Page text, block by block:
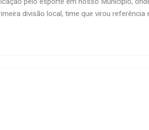
divisão local, time que virou referência